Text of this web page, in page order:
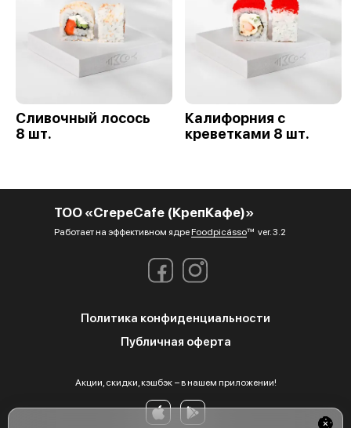
Сливочный лосось
8 шт.
Калифорния с
креветками 8 шт.
ТОО «CrepeCafe (КрепКафе)»
Работает на эффективном ядреFoodpicássover. 3.2
Политика конфиденциальности
Публичная оферта
Акции, скидки, кэшбэк − в нашем приложении!